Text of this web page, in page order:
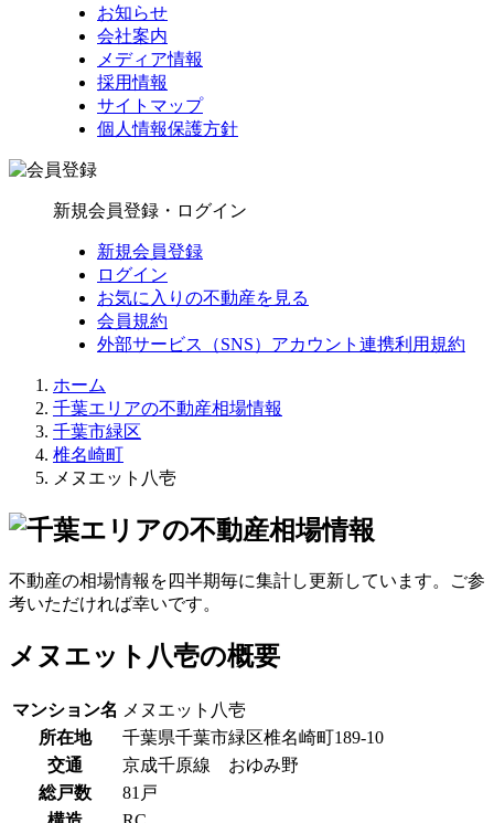
お知らせ
会社案内
メディア情報
採用情報
サイトマップ
個人情報保護方針
新規会員登録・ログイン
新規会員登録
ログイン
お気に入りの不動産を見る
会員規約
外部サービス（SNS）アカウント連携利用規約
ホーム
千葉エリアの不動産相場情報
千葉市緑区
椎名崎町
メヌエット八壱
不動産の相場情報を四半期毎に集計し更新しています。ご参
考いただければ幸いです。
メヌエット八壱の概要
マンション名 メヌエット八壱
所在地
千葉県千葉市緑区椎名崎町189-10
交通
京成千原線 おゆみ野
総戸数
81戸